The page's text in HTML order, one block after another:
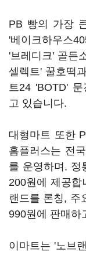
PB 빵의 가장
'베이크하우스
'브레디크' 골든
셀렉트' 꿀호떡
트24 'BOTD' 문
고 있습니다.
대형마트 또한
홈플러스는 전
를 운영하며, 정
200원에 제공
랜드를 론칭, 주
990원에 판매하
이마트는 '노브